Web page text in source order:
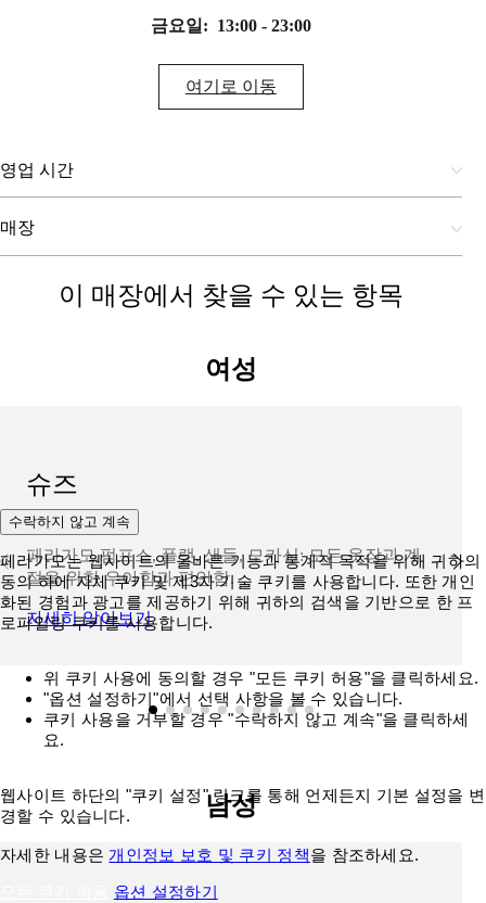
금요일: 13:00 - 23:00
여기로 이동
영업 시간
매장
이 매장에서 찾을 수 있는 항목
여성
슈즈
페라가모 펌프스, 플랫, 샌들, 모카신: 모든 옷장과 계
절을 위한 우아함과 편안함.
자세히 알아보기
남성
수락하지 않고 계속
페라가모는 웹사이트의 올바른 기능과 통계적 목적을 위해 귀하의
동의 하에 자체 쿠키 및 제3자 기술 쿠키를 사용합니다. 또한 개인
화된 경험과 광고를 제공하기 위해 귀하의 검색을 기반으로 한 프
로파일링 쿠키를 사용합니다.
위 쿠키 사용에 동의할 경우 "모든 쿠키 허용"을 클릭하세요.
"옵션 설정하기"에서 선택 사항을 볼 수 있습니다.
쿠키 사용을 거부할 경우 "수락하지 않고 계속"을 클릭하세
요.
웹사이트 하단의 "쿠키 설정" 링크를 통해 언제든지 기본 설정을 변
경할 수 있습니다.
자세한 내용은 개인정보 보호 및 쿠키 정책을 참조하세요.
옵션 설정하기